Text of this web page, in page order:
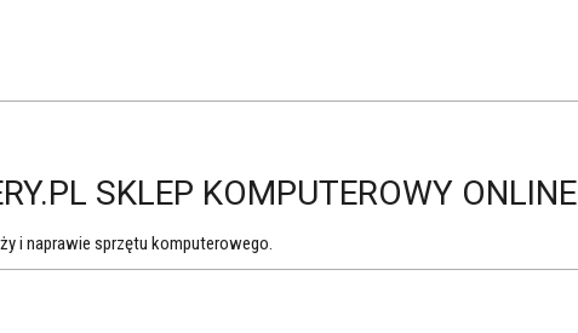
SKLEP KOMPUTEROWY ONLINE
i naprawie sprzętu komputerowego.